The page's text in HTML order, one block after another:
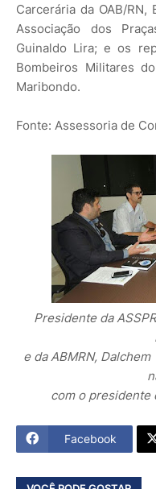
Carcerária da OAB/
Associação dos
Guinaldo Lira; e os
Bombeiros Militares
Maribondo.
Fonte: Assessoria de
Presidente da
e da ABMRN,
com o presidente
Facebook